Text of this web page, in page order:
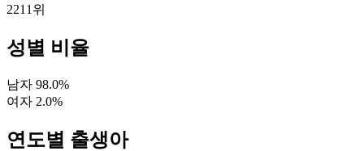
2211 위
성별 비율
남자 98.0%
여자 2.0%
연도별 출생아